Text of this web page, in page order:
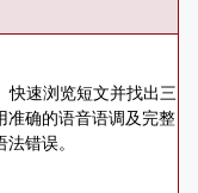
速浏览短文并找出三
准确的语音语调及完整
错误。